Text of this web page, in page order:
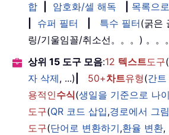
합
암호화/셀 해독
목록으
슈퍼 필터 특수 필터(굵은
링/기울임꼴/취소선。。。) 。。。
상위 15 도구 모음:12 텍스트도구(
자 삭제, ...) 50+차트유형(간
용적인수식(생일을 기준으로 나
도구(QR 코드 삽입,경로에서 그
도구(단어로 변환하기,환율 변환,